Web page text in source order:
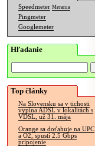
Speedmeter Merania
Pingmeter
Googlemeter
Hľadanie
Top články
Na Slovensku sa v tichosti
vypína ADSL v lokalitách s
VDSL, už 31. mája
Orange sa doťahuje na UPC
a O2, spustí 2.5 Gbps
pripojenie